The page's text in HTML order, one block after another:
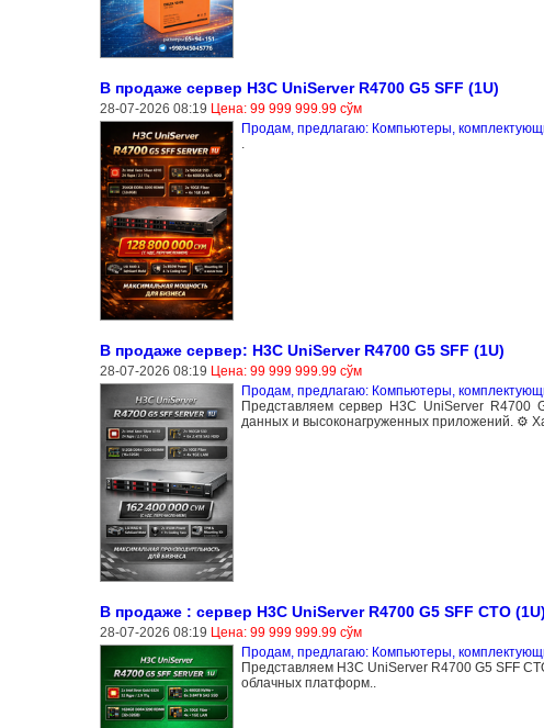
В продаже сервер H3C UniServer R4700 G5 SFF (1U)
28-07-2026 08:19 Цена: 99 999 999.99 сўм
Продам, предлагаю: Компьютеры,
.
В продаже сервер: H3C UniServer R4700 G5 SFF (1U)
28-07-2026 08:19 Цена: 99 999 999.99 сўм
Продам, предлагаю: Компьютеры,
Представляем сервер H3C UniServer
данных и высоконагруженных приложений. ⚙️
В продаже : сервер H3C UniServer R4700 G5 SFF CTO (1U)
28-07-2026 08:19 Цена: 99 999 999.99 сўм
Продам, предлагаю: Компьютеры,
Представляем H3C UniServer R4700 G5 SFF
облачных платформ..